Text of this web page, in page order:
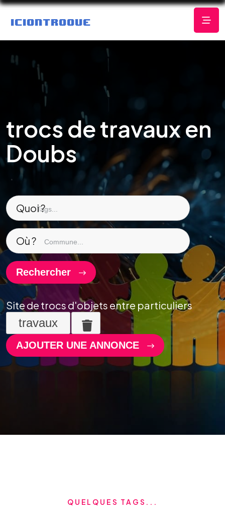
trocs de travaux en
Doubs
Quoi ?
Où ?
Rechercher
Site de trocs d'objets entre particuliers
travaux
AJOUTER UNE ANNONCE
QUELQUES TAGS...